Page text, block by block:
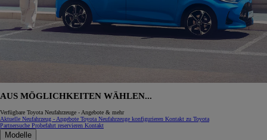
AUS MÖGLICHKEITEN WÄHLEN...
Verfügbare Toyota Neufahrzeuge - Angebote & mehr
Aktuelle Neufahrzeug - Angebote Toyota Neufahrzeuge konfigurieren Kontakt zu Toyota
Partnersuche Probefahrt reservieren Kontakt
Modelle